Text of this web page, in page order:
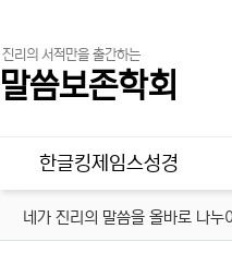
진리의 서적만을 출간하는
말씀보존학회
메인 메뉴
한글킹제임스성경
네가 진리의 말씀을 올바로 나